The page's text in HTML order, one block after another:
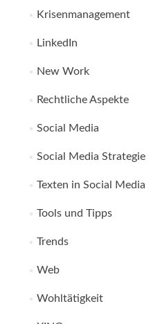
Krisenmanagement
LinkedIn
New Work
Rechtliche Aspekte
Social Media
Social Media Strategie
Texten in Social Media
Tools und Tipps
Trends
Web
Wohltätigkeit